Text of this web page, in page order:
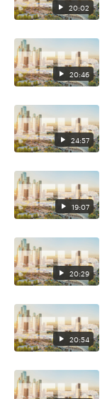
20:02
20:46
24:57
19:07
20:29
20:54